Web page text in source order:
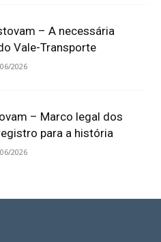
– A necessária
Vale-Transporte
2026
– Marco legal dos
para a história
2026